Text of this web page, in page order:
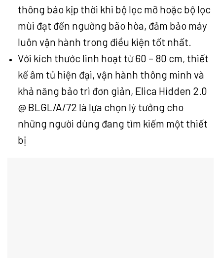
thông báo kịp thời khi bộ lọc mỡ hoặc bộ lọc
mùi đạt đến ngưỡng bão hòa, đảm bảo máy
luôn vận hành trong điều kiện tốt nhất.
Với kích thước linh hoạt từ 60 – 80 cm, thiết
kế âm tủ hiện đại, vận hành thông minh và
khả năng bảo trì đơn giản, Elica Hidden 2.0
@ BLGL/A/72 là lựa chọn lý tưởng cho
những người dùng đang tìm kiếm một thiết
bị